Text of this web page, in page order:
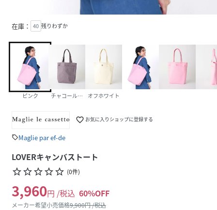
在庫： 40 残りわずか
ピンク チャコールグレーオフホワイト
favorite_border お気に入りショップに登録する
sellMaglie par ef-de
LOVERキャンバストート
star_borderstar_borderstar_borderstar_borderstar_border (0件)
3,960円 /税込 60%OFF
メーカー希望小売価格9,900円 /税込